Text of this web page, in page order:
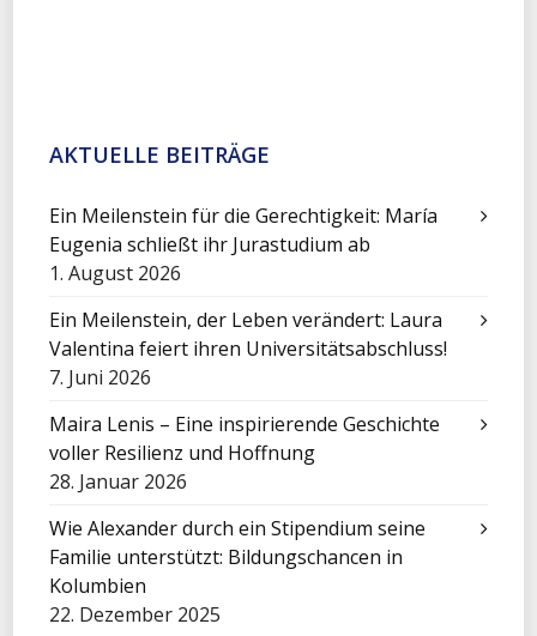
AKTUELLE BEITRÄGE
Ein Meilenstein für die Gerechtigkeit: María
Eugenia schließt ihr Jurastudium ab
1. August 2026
Ein Meilenstein, der Leben verändert: Laura
Valentina feiert ihren Universitätsabschluss!
7. Juni 2026
Maira Lenis – Eine inspirierende Geschichte
voller Resilienz und Hoffnung
28. Januar 2026
Wie Alexander durch ein Stipendium seine
Familie unterstützt: Bildungschancen in
Kolumbien
22. Dezember 2025